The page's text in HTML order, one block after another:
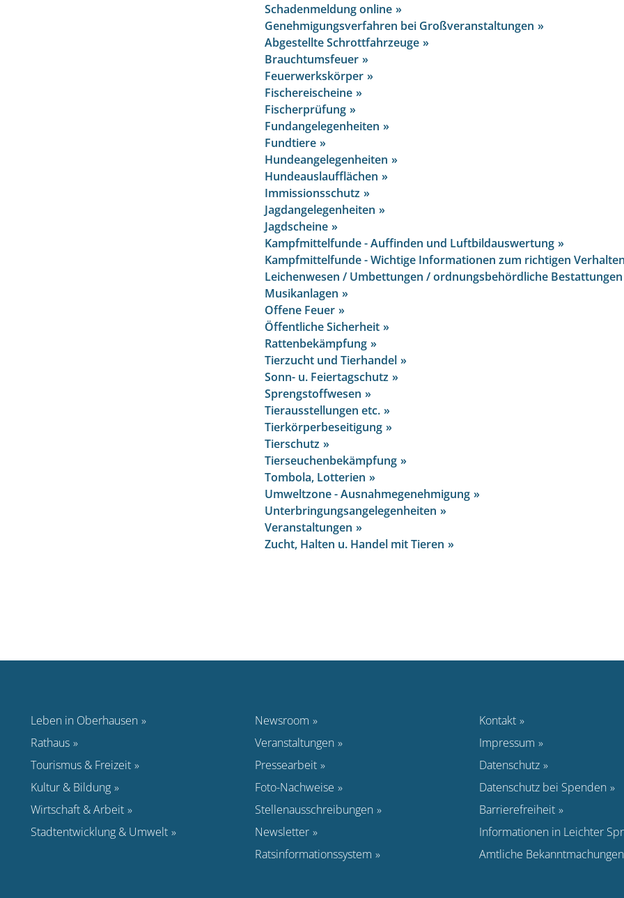
Schadenmeldung online
Genehmigungsverfahren bei Großveranstaltungen
Abgestellte Schrottfahrzeuge
Brauchtumsfeuer
Feuerwerkskörper
Fischereischeine
Fischerprüfung
Fundangelegenheiten
Fundtiere
Hundeangelegenheiten
Hundeauslaufflächen
Immissionsschutz
Jagdangelegenheiten
Jagdscheine
Kampfmittelfunde - Auffinden und Luftbildauswertung
Kampfmittelfunde - Wichtige Informationen zum richtigen
Leichenwesen / Umbettungen / ordnungsbehördliche Bestattungen
Musikanlagen
Offene Feuer
Öffentliche Sicherheit
Rattenbekämpfung
Tierzucht und Tierhandel
Sonn- u. Feiertagschutz
Sprengstoffwesen
Tierausstellungen etc.
Tierkörperbeseitigung
Tierschutz
Tierseuchenbekämpfung
Tombola, Lotterien
Umweltzone - Ausnahmegenehmigung
Unterbringungsangelegenheiten
Veranstaltungen
Zucht, Halten u. Handel mit Tieren
Leben in Oberhausen
Rathaus
Tourismus & Freizeit
Kultur & Bildung
Wirtschaft & Arbeit
Stadtentwicklung & Umwelt
Newsroom
Veranstaltungen
Pressearbeit
Foto-Nachweise
Stellenausschreibungen
Newsletter
Ratsinformationssystem
Kontakt
Impressum
Datenschutz
Datenschutz bei Spenden
Barrierefreiheit
Informationen in Leichter
Amtliche Bekanntmachungen